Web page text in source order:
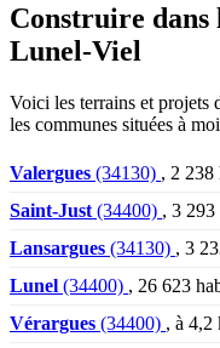
Construire dans
Lunel-Viel
Voici les terrains et projets
les communes situées à
Valergues (34130) , 2 238
Saint-Just (34400) , 3 293
Lansargues (34130) , 3
Lunel (34400) , 26 623
Vérargues (34400) , à 4,2